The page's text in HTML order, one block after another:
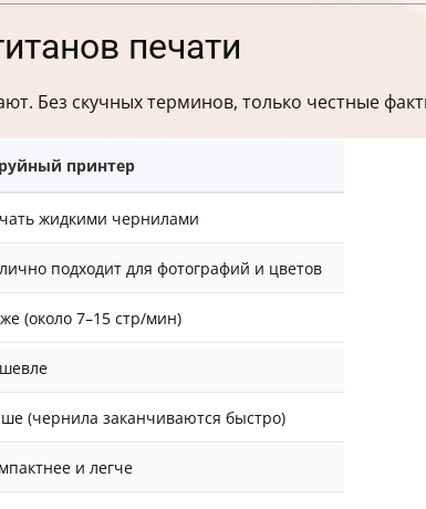
печати
Без скучных терминов, только честные
принтер
жидкими чернилами
подходит для фотографий и цветов
(около 7–15 стр/мин)
(чернила заканчиваются быстро)
и легче